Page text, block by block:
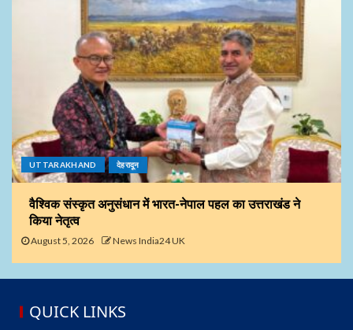
UTTARAKHAND देहरादून
वैश्विक संस्कृत अनुसंधान में भारत-नेपाल पहल का उत्तराखंड ने
किया नेतृत्व
August 5, 2026 News India24 UK
QUICK LINKS